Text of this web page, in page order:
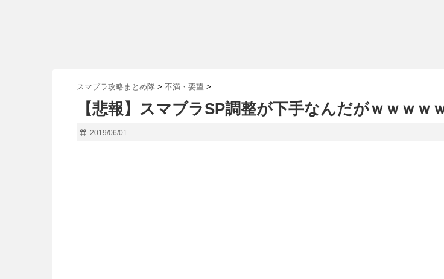
スマブラ攻略まとめ隊 > 不満・要望 >
【悲報】スマブラSP調整が下手なんだがｗｗｗｗ
2019/06/01